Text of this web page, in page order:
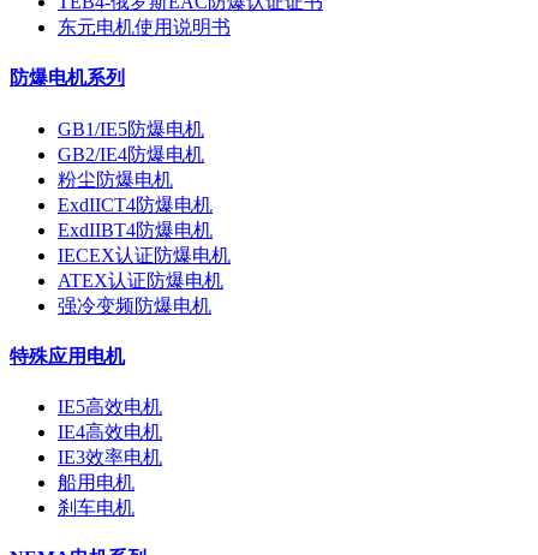
东元电机使用说明书
防爆电机系列
GB1/IE5防爆电机
GB2/IE4防爆电机
粉尘防爆电机
ExdIICT4防爆电机
ExdIIBT4防爆电机
IECEX认证防爆电机
ATEX认证防爆电机
强冷变频防爆电机
特殊应用电机
IE5高效电机
IE4高效电机
IE3效率电机
船用电机
刹车电机